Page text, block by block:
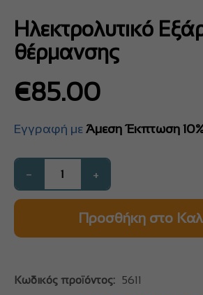
Ηλεκτρολυτικό
θέρμανσης
€85.00
Εγγραφή με Άμεση Έκπτωση
− +
Προσθήκη στο
Κωδικός προϊόντος:
5611